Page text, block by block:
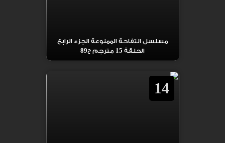
مسلسل التفاحة الممنوعة الجزء الرابع
الحلقة 15 مترجم ح89
14